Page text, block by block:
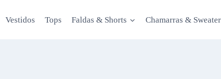
Vestidos Tops Faldas & Shorts Chamarras &